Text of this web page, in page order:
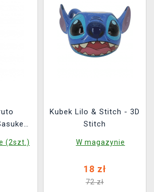
(2szt.)
Kubek Lilo & Stitch - 3D
Stitch
W magazynie
18 zł
72 zł